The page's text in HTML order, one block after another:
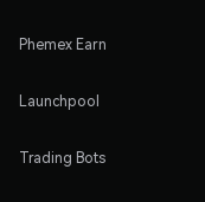
Phemex Earn
Launchpool
Trading Bots